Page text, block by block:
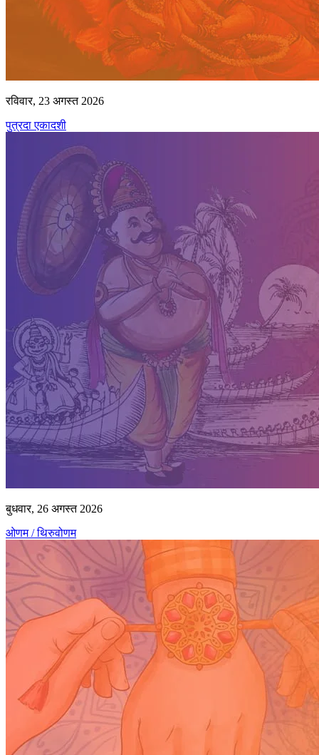
रविवार, 23 अगस्त 2026
पुत्रदा एकादशी
बुधवार, 26 अगस्त 2026
ओणम / थिरुवोणम